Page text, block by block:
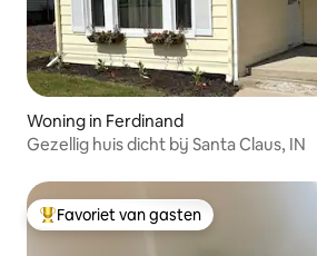
Woning in Ferdinand
Gezellig huis dicht bij Santa Claus, IN
Topfavoriet van gasten
Favoriet van gasten